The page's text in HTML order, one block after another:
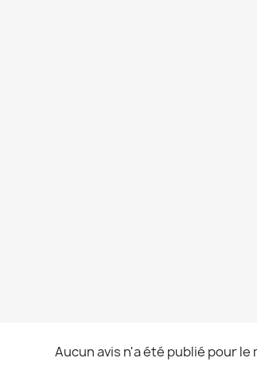
Aucun avis n'a été publié pour le